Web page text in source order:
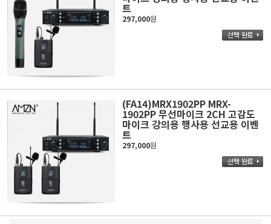
트
297,000원
(FA14)MRX1902PP MRX-
1902PP 무선마이크 2CH 고감도
마이크 강의용 행사용 선교용 이벤
트
297,000원